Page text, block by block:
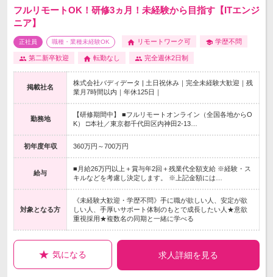
フルリモートOK！研修3ヵ月！未経験から目指す【ITエンジ
ニア】
正社員 職種・業種未経験OK リモートワーク可 学歴不問
第二新卒歓迎 転勤なし 完全週休2日制
掲載社名
株式会社バディデータ | 土日祝休み｜完全未経験大歓迎｜残
業月7時間以内｜年休125日｜
勤務地
【研修期間中】 ■フルリモートオンライン（全国各地からO
K） □本社／東京都千代田区内神田2-13…
初年度年収 360万円～700万円
給与
■月給26万円以上＋賞与年2回＋残業代全額支給 ※経験・ス
キルなどを考慮し決定します。 ※上記金額には…
対象となる方
《未経験大歓迎・学歴不問》手に職が欲しい人、安定が欲
しい人、手厚いサポート体制のもとで成長したい人★意欲
重視採用★複数名の同期と一緒に学べる
気になる 求人詳細を見る